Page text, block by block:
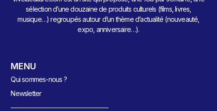
sélection d’une douzaine de produits culturels (films, livres,
musique…) regroupés autour d’un thème d’actualité (nouveauté,
expo, anniversaire…).
MENU
Qui sommes-nous ?
Newsletter